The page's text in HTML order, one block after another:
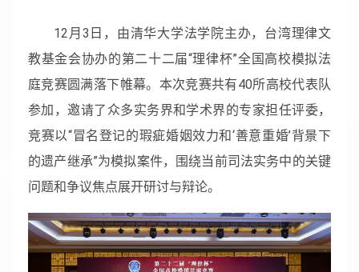
12月3日，由清华大学法学院主办，台湾理律文
教基金会协办的第二十二届“理律杯”全国高校模拟法
庭竞赛圆满落下帷幕。本次竞赛共有40所高校代表队
参加，邀请了众多实务界和学术界的专家担任评委，
竞赛以“冒名登记的瑕疵婚姻效力和‘善意重婚’背景下
的遗产继承”为模拟案件，围绕当前司法实务中的关键
问题和争议焦点展开研讨与辩论。